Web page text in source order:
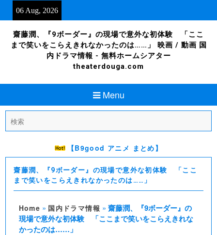
06 Aug, 2026
齋藤潤、『9ボーダー』の現場で意外な初体験 「ここ
まで笑いをこらえきれなかったのは……」 映画 / 動画 国
内ドラマ情報 - 無料ホームシアター
theaterdouga.com
Menu
for:
【B9good アニメ まとめ】
齋藤潤、『9ボーダー』の現場で意外な初体験 「ここ
まで笑いをこらえきれなかったのは……」
Home » 国内ドラマ情報 » 齋藤潤、『9ボーダー』の
現場で意外な初体験 「ここまで笑いをこらえきれな
かったのは……」